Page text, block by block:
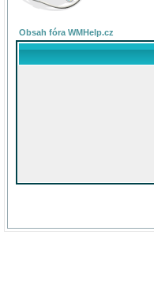
Obsah fóra WMHelp.cz